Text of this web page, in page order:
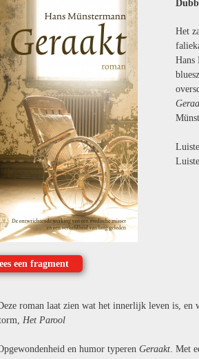
een fragment
Het
Hans
roman laat zien wat het innerlijk leven is,
Het Parool
en humor typeren Geraakt. Met